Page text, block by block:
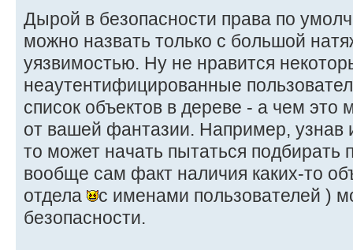
Дырой в безопасности права по
можно назвать только с большой
уязвимостью. Ну не нравится
неаутентифицированные
список объектов в дереве - а чем это
от вашей фантазии. Например, узнав
то может начать пытаться подбирать
вообще сам факт наличия каких-то
отдела
с именами пользователей )
безопасности.